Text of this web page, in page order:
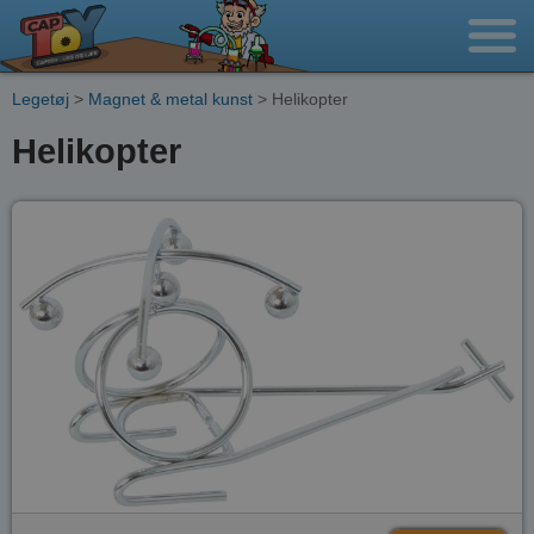
Legetøj > Magnet & metal kunst > Helikopter
Helikopter